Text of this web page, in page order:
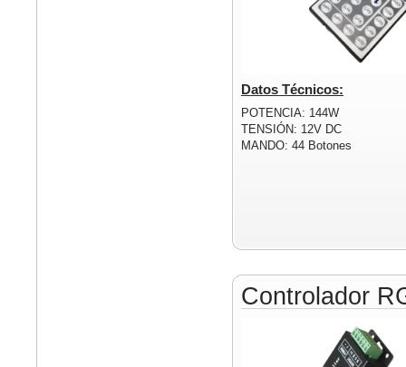
Datos Técnicos:
POTENCIA: 144W
TENSIÓN: 12V DC
MANDO: 44 Botones
Controlador